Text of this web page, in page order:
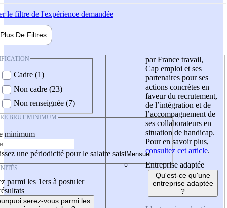
le filtre de l'expérience demandée
Plus De Filtres
Cadre (1)
Non cadre (23)
Non renseignée (7)
BRUT MINIMUM
minimum
une périodicité pour le salaire saisi
parmi les 1ers à postuler
serez-vous parmi les
par France travail,
Cap emploi et ses
partenaires pour ses
actions concrètes en
faveur du recrutement,
de l’intégration et de
l’accompagnement de
ses collaborateurs en
situation de handicap.
Pour en savoir plus,
consultez cet article.
Entreprise adaptée
Qu'est-ce qu'une
entreprise adaptée
?